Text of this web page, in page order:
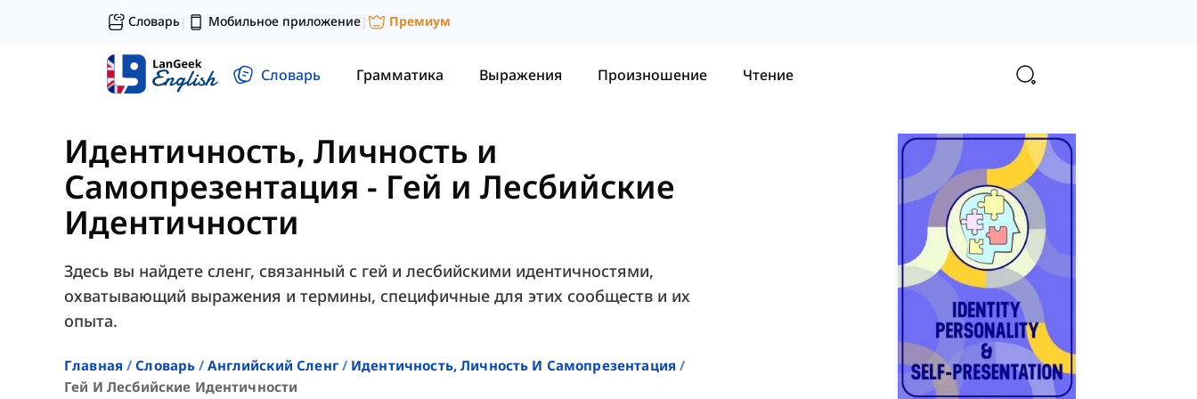
Словарь| Мобильное приложение| Премиум
Словарь Грамматика Выражения Произношение Чтение
Идентичность, Личность и
Самопрезентация - Гей и Лесбийские
Идентичности
Здесь вы найдете сленг, связанный с гей и лесбийскими идентичностями,
охватывающий выражения и термины, специфичные для этих сообществ и их
опыта.
Главная Словарь Английский Сленг
Идентичность, Личность И Самопрезентация
Гей И Лесбийские Идентичности